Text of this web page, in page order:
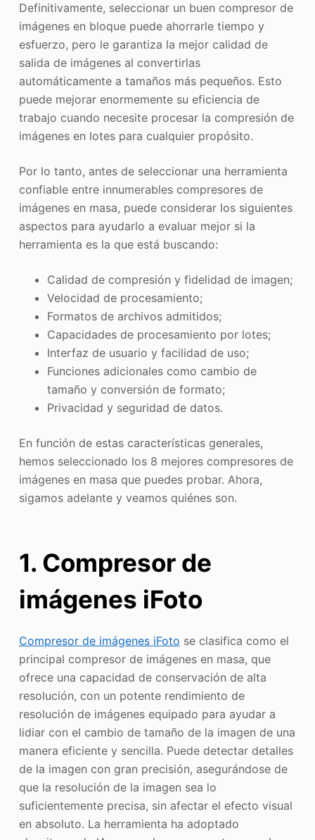
Definitivamente, seleccionar un buen compresor de
imágenes en bloque puede ahorrarle tiempo y
esfuerzo, pero le garantiza la mejor calidad de
salida de imágenes al convertirlas
automáticamente a tamaños más pequeños. Esto
puede mejorar enormemente su eficiencia de
trabajo cuando necesite procesar la compresión de
imágenes en lotes para cualquier propósito.
Por lo tanto, antes de seleccionar una herramienta
confiable entre innumerables compresores de
imágenes en masa, puede considerar los siguientes
aspectos para ayudarlo a evaluar mejor si la
herramienta es la que está buscando:
Calidad de compresión y fidelidad de imagen;
Velocidad de procesamiento;
Formatos de archivos admitidos;
Capacidades de procesamiento por lotes;
Interfaz de usuario y facilidad de uso;
Funciones adicionales como cambio de
tamaño y conversión de formato;
Privacidad y seguridad de datos.
En función de estas características generales,
hemos seleccionado los 8 mejores compresores de
imágenes en masa que puedes probar. Ahora,
sigamos adelante y veamos quiénes son.
1. Compresor de
imágenes iFoto
Compresor de imágenes iFoto se clasifica como el
principal compresor de imágenes en masa, que
ofrece una capacidad de conservación de alta
resolución, con un potente rendimiento de
resolución de imágenes equipado para ayudar a
lidiar con el cambio de tamaño de la imagen de una
manera eficiente y sencilla. Puede detectar detalles
de la imagen con gran precisión, asegurándose de
que la resolución de la imagen sea lo
suficientemente precisa, sin afectar el efecto visual
en absoluto. La herramienta ha adoptado